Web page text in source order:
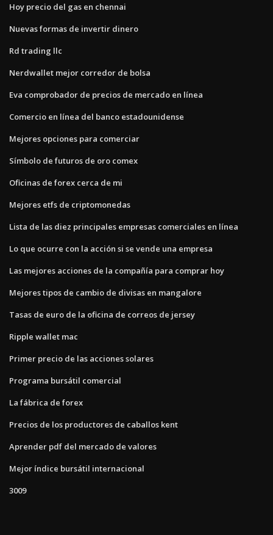
Hoy precio del gas en chennai
Nuevas formas de invertir dinero
Rd trading llc
Nerdwallet mejor corredor de bolsa
Eva comprobador de precios de mercado en línea
Comercio en línea del banco estadounidense
Mejores opciones para comerciar
Símbolo de futuros de oro comex
Oficinas de forex cerca de mi
Mejores etfs de criptomonedas
Lista de las diez principales empresas comerciales en línea
Lo que ocurre con la acción si se vende una empresa
Las mejores acciones de la compañía para comprar hoy
Mejores tipos de cambio de divisas en mangalore
Tasas de euro de la oficina de correos de jersey
Ripple wallet mac
Primer precio de las acciones solares
Programa bursátil comercial
La fábrica de forex
Precios de los productores de caballos kent
Aprender pdf del mercado de valores
Mejor índice bursátil internacional
3009